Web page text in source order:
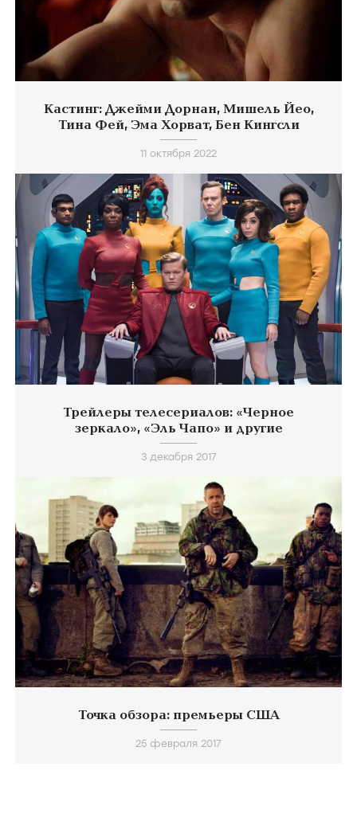
Кастинг: Джейми Дорнан, Мишель Йео,
Тина Фей, Эма Хорват, Бен Кингсли
11 октября 2022
Трейлеры телесериалов: «Черное
зеркало», «Эль Чапо» и другие
3 декабря 2017
Точка обзора: премьеры США
25 февраля 2017